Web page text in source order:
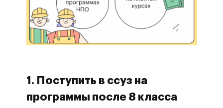
1. Поступить в ссуз на
программы после 8 класса